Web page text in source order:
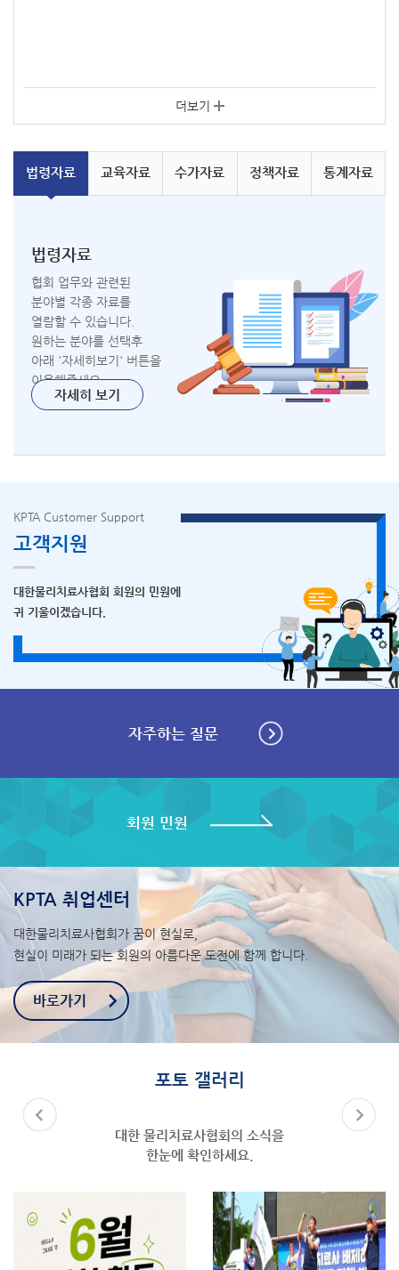
더보기
법령자료 교육자료 수가자료 정책자료 통계자료
법령자료
협회 업무와 관련된
분야별 각종 자료를
열람할 수 있습니다.
원하는 분야를 선택후
아래 '자세히보기' 버튼을
이용해주세요.
자세히 보기
KPTA Customer Support
고객지원
대한물리치료사협회 회원의 민원에
귀 기울이겠습니다.
자주하는 질문
회원 민원
KPTA 취업센터
대한물리치료사협회가 꿈이 현실로,
현실이 미래가 되는 회원의 아름다운 도전에 함께 합니다.
바로가기
포토 갤러리
대한 물리치료사협회의 소식을
한눈에 확인하세요.